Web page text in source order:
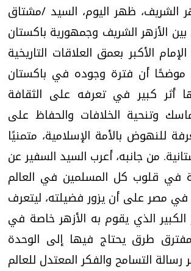
الشريف، ظهر اليوم، السيد /مشتاق
الأزهر الشريف وجمهورية باكستان
الأكبر بعمق العلاقات التاريخية
موضحًا أن فترة وجوده في باكستان
أثر كبير في تعرفه على الثقافة
وتنحية الخلافات والحفاظ على
للنهوض بالأمة الإسلامية، متمنيًا
من جانبه، أعرب السيد السفير عن
في قلوب كل المسلمين في العالم
مصر على أن يزور فضيلته، ليتعرف
الكبير الذي يقوم به الأزهر خاصة في
طرق يحتاج فيها إلى الوحدة
التسامح والفكر المعتدل للعالم
تحقيقات وحوارات
دليلك للتنسيق الجامعي .. تساؤلات
وإجابات
السبت، 01 اغسطس 2026 10:25 ص